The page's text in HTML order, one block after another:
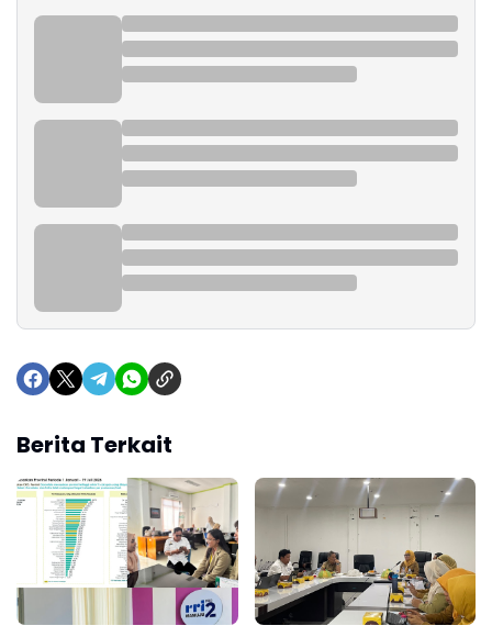
Berita Terkait